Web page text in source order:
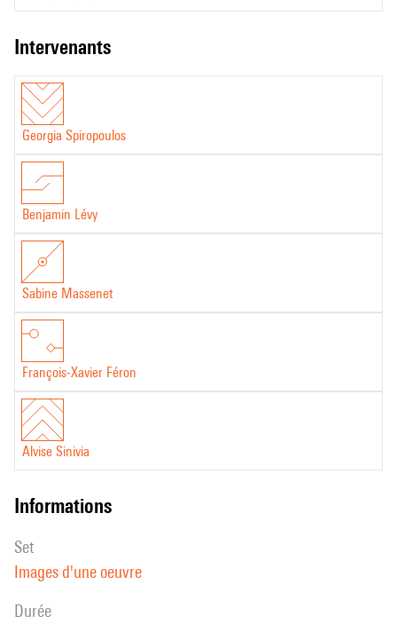
intervenants
Georgia Spiropoulos
Benjamin Lévy
Sabine Massenet
François-Xavier Féron
Alvise Sinivia
informations
set
Images d'une oeuvre
durée